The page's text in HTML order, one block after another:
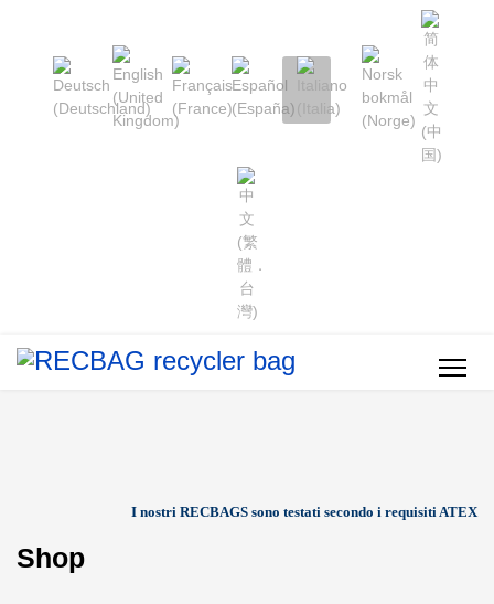
I nostri RECBAGS sono testati secondo i requisiti ATEX
Shop